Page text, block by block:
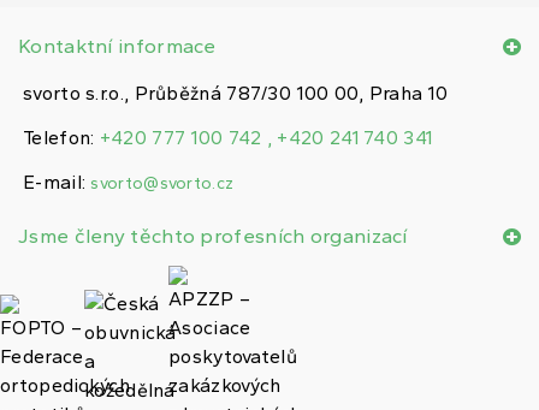
Kontaktní informace
svorto s.r.o., Průběžná 787/30 100 00, Praha 10
Telefon: +420 777 100 742 , +420 241 740 341
E-mail: svorto@svorto.cz
Jsme členy těchto profesních organizací